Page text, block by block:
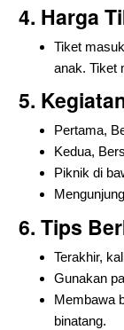
4. Harga
Tiket
anak. Tiket
5.
Pertama,
Kedua,
Piknik di
6. Tips
Terakhir,
Gunakan
Membawa
binatang.